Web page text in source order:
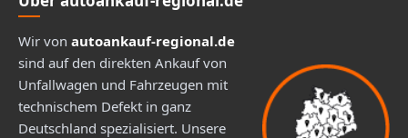
Wir von autoankauf-regional.de
sind auf den direkten Ankauf von
Unfallwagen und Fahrzeugen mit
technischem Defekt in ganz
Deutschland spezialisiert. Unsere